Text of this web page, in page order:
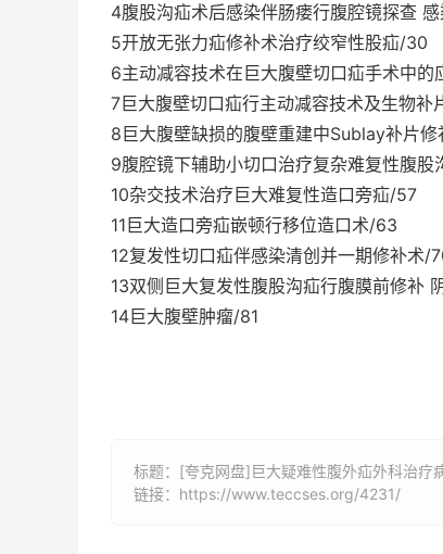
4腹股沟疝术后感染伴肠瘘行腹腔镜探查
5开放无张力疝修补术治疗绞窄性股疝/30
6主动减容技术在巨大腹壁切口疝手术中的
7巨大腹壁切口疝行主动减容技术及生物补
8巨大腹壁缺损的腹壁重建中Sublay补片
9腹腔镜下辅助小切口治疗复杂难复性腹股
10杂交技术治疗巨大难复性造口旁疝/57
11巨大造口旁疝嵌顿行移位造口术/63
12复发性切口疝伴感染清创并一期修补术/
13双侧巨大复发性腹股沟疝行腹膜前修补
14巨大腹壁肿瘤/81
标题：[夸克网盘]巨大疑难性腹外疝外科治疗
链接： https://www.teccses.org/4231/